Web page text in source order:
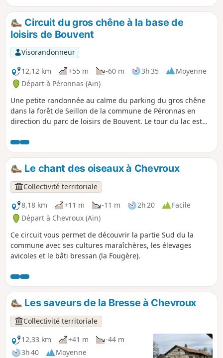
Circuit du gros chêne à la base de
loisirs de Bouvent
Visorandonneur
12,12 km
+55 m -60 m 3h 35
Moyenne
Départ à Péronnas (Ain)
Une petite randonnée au calme du parking du gros chêne
dans la forêt de Seillon de la commune de Péronnas en
direction du parc de loisirs de Bouvent. Le tour du lac est
communiquées plus bas.
Le chant des oiseaux à Chevroux
Collectivité territoriale
8,18 km
+11 m -11 m 2h 20
Facile
Départ à Chevroux (Ain)
Ce circuit vous permet de découvrir la partie Sud du la
commune avec ses cultures maraîchères, les élevages
avicoles et le bâti bressan (la Fougère).
Les saveurs de la Bresse à Chevroux
Collectivité territoriale
12,33 km
+41 m
-44 m
3h 40
Moyenne